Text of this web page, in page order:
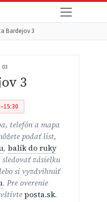
Bardejov 3
03
3
telefón a mapa
podať list,
, balík do ruky
sledovať zásielku
si vyzdvihnúť
. Pre overenie
posta.sk.